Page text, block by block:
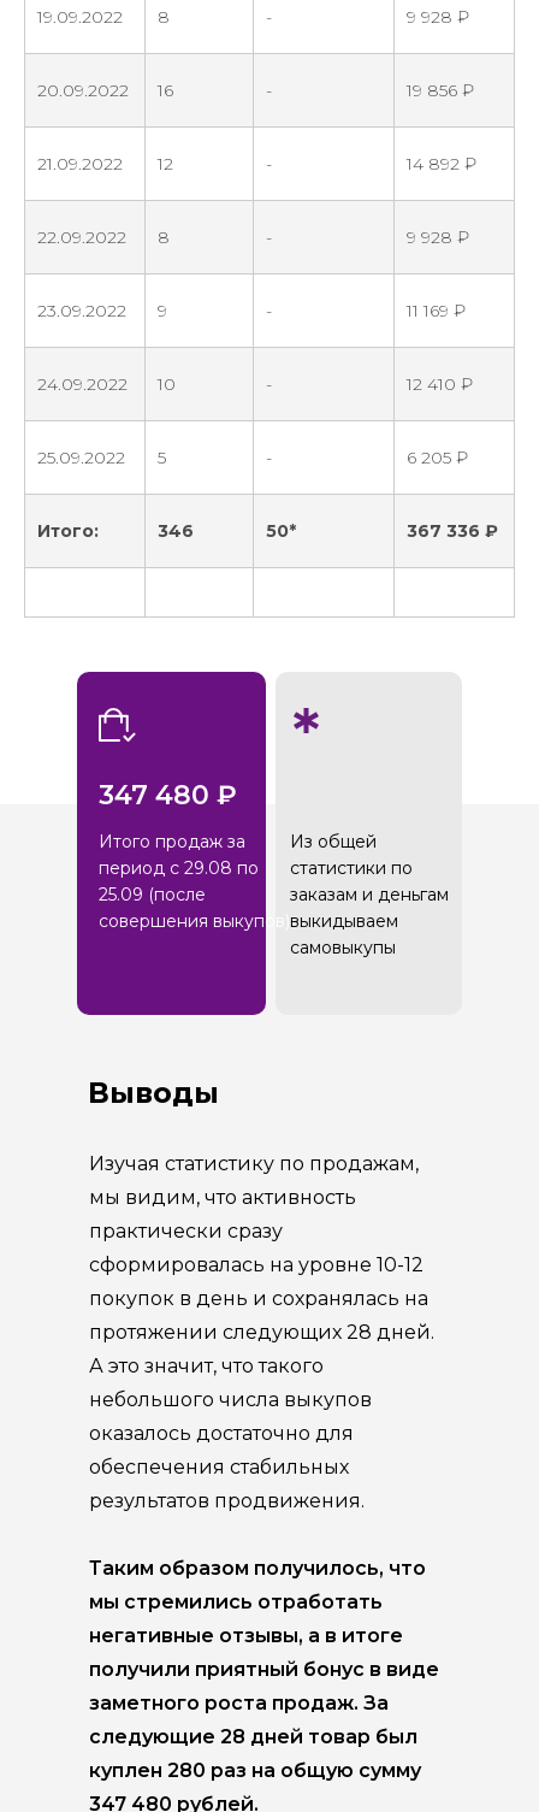
19.09.2022 8 - 9 928 ₽
20.09.2022 16 - 19 856 ₽
21.09.2022 12 - 14 892 ₽
22.09.2022 8 - 9 928 ₽
23.09.2022 9 - 11 169 ₽
24.09.2022 10 - 12 410 ₽
25.09.2022 5 - 6 205 ₽
Итого: 346 50* 367 336 ₽
347 480 ₽
Итого продаж за
период с 29.08 по
25.09 (после
совершения выкупов)
Из общей
статистики по
заказам и деньгам
выкидываем
самовыкупы
Выводы
Изучая статистику по продажам,
мы видим, что активность
практически сразу
сформировалась на уровне 10-12
покупок в день и сохранялась на
протяжении следующих 28 дней.
А это значит, что такого
небольшого числа выкупов
оказалось достаточно для
обеспечения стабильных
результатов продвижения.
Таким образом получилось, что
мы стремились отработать
негативные отзывы, а в итоге
получили приятный бонус в виде
заметного роста продаж. За
следующие 28 дней товар был
куплен 280 раз на общую сумму
347 480 рублей.